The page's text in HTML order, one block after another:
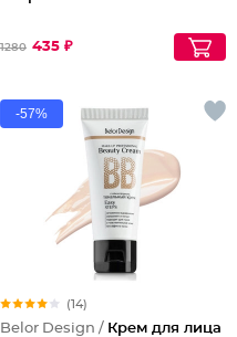
1280 435 ₽
-57%
(14)
Belor Design / Крем для лица